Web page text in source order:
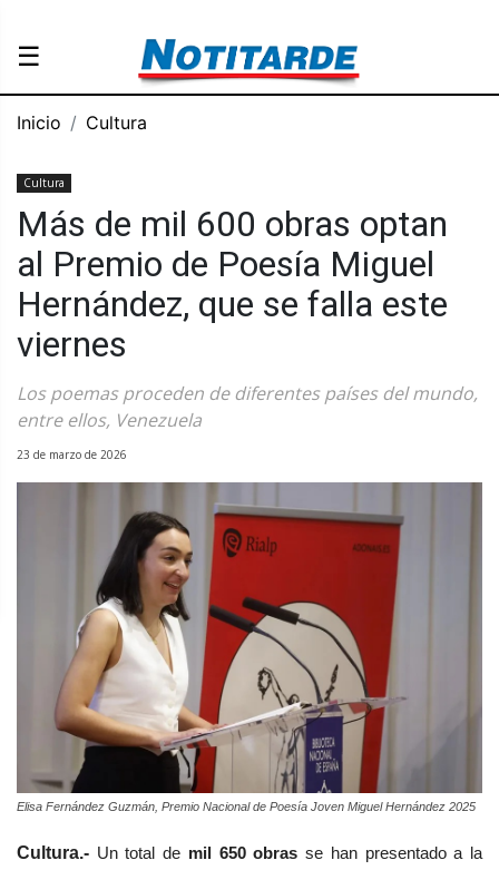
☰
Inicio Cultura
Cultura
Más de mil 600 obras optan
al Premio de Poesía Miguel
Hernández, que se falla este
viernes
Los poemas proceden de diferentes países del mundo,
entre ellos, Venezuela
23 de marzo de 2026
Elisa Fernández Guzmán, Premio Nacional de Poesía Joven Miguel Hernández 2025
Cultura.- Un total de mil 650 obras se han presentado a la